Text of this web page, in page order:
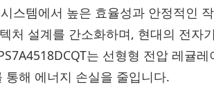
스템에서 높은 효율성과 안정적인
처 설계를 간소화하며, 현대의 전자
는 선형형 전압 레귤
해 에너지 손실을 줄입니다.